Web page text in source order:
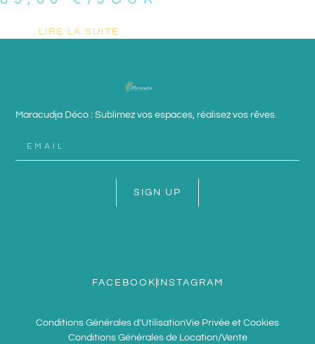
LIRE LA SUITE
Maracudja Déco : Sublimez vos espaces, réalisez vos rêves.
SIGN UP
FACEBOOK INSTAGRAM
Conditions Générales d'UtilisationVie Privée et Cookies
Conditions Générales de Location/Vente